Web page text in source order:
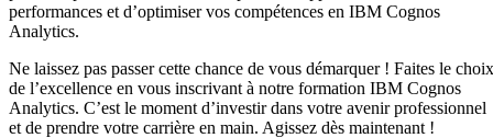
performances et d’optimiser vos compétences en IBM Cognos
Analytics.
Ne laissez pas passer cette chance de vous démarquer ! Faites le choix
de l’excellence en vous inscrivant à notre formation IBM Cognos
Analytics. C’est le moment d’investir dans votre avenir professionnel
et de prendre votre carrière en main. Agissez dès maintenant !